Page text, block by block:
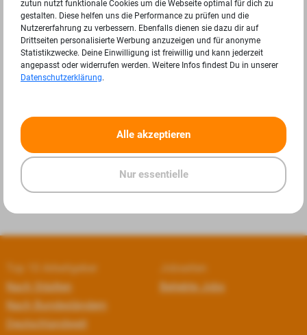
« »
Top 10 Arbeitgeber
Nach Städten
Nach Bundesländern
Deutschlandweit
Jobseiten
Beliebte Jobs
zutun nutzt funktionale Cookies um die Webseite optimal für dich zu
gestalten. Diese helfen uns die Performance zu prüfen und die
Nutzererfahrung zu verbessern. Ebenfalls dienen sie dazu dir auf
Drittseiten personalisierte Werbung anzuzeigen und für anonyme
Statistikzwecke. Deine Einwilligung ist freiwillig und kann jederzeit
angepasst oder widerrufen werden. Weitere Infos findest Du in unserer
Datenschutzerklärung.
Alle akzeptieren
Nur essentielle